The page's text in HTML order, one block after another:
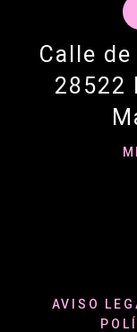
Calle
28522
AVISO